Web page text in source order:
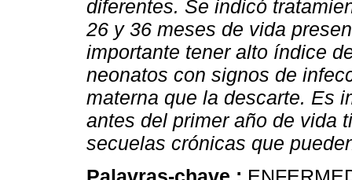
diferentes. Se indicó
26 y 36 meses de vida
importante tener alto índice
neonatos con signos de
materna que la descarte. Es
antes del primer año de vida
secuelas crónicas que